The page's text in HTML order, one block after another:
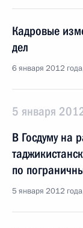
Кадровые
дел
6 января 2012
5 января
В Госдуму на
по
5 января 2012